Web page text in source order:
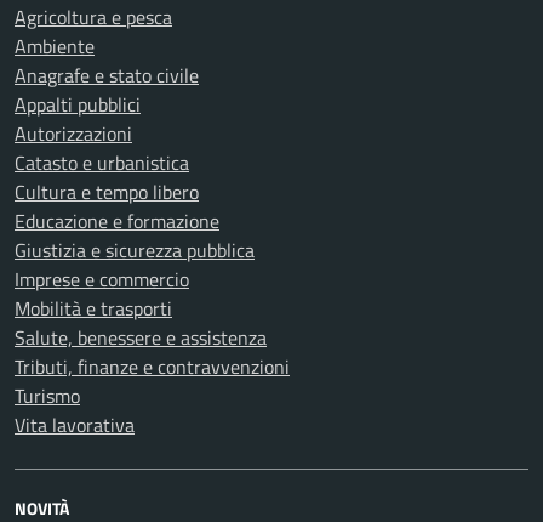
Agricoltura e pesca
Ambiente
Anagrafe e stato civile
Appalti pubblici
Autorizzazioni
Catasto e urbanistica
Cultura e tempo libero
Educazione e formazione
Giustizia e sicurezza pubblica
Imprese e commercio
Mobilità e trasporti
Salute, benessere e assistenza
Tributi, finanze e contravvenzioni
Turismo
Vita lavorativa
NOVITÀ